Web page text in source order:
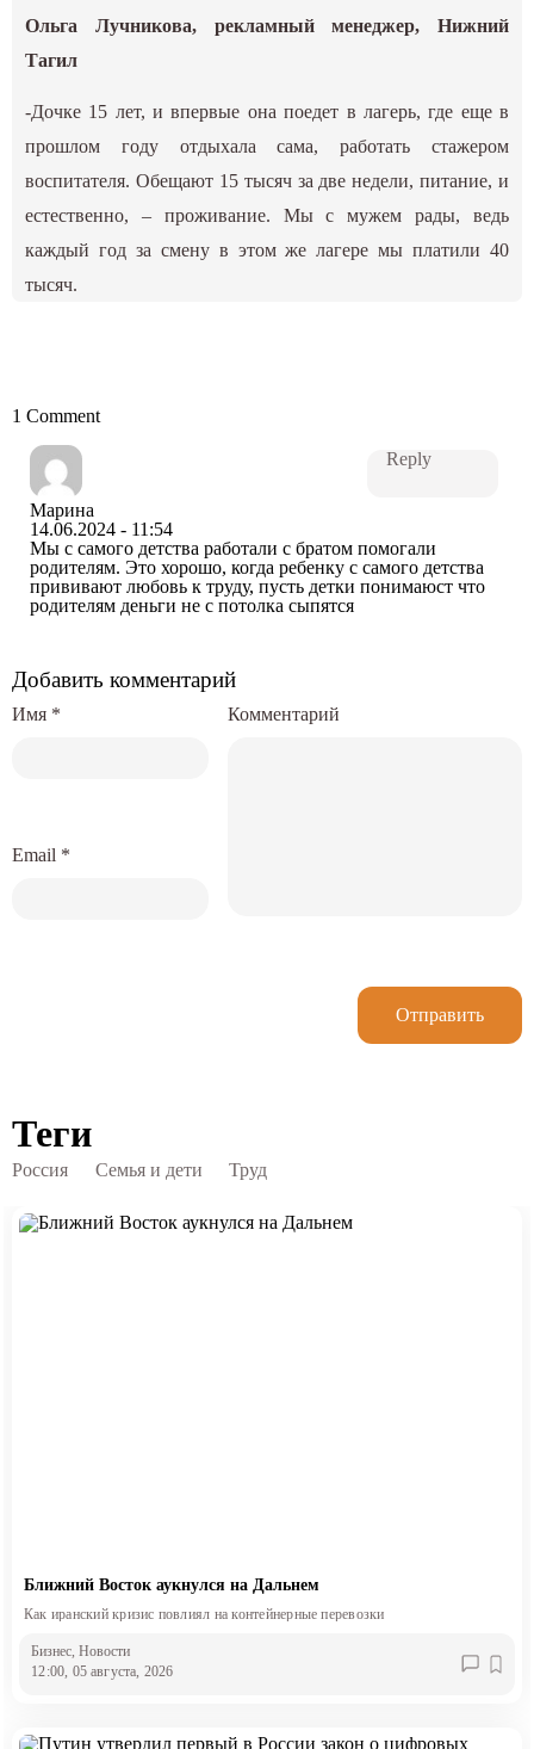
Ольга Лучникова, рекламный менеджер, Нижний
Тагил
-Дочке 15 лет, и впервые она поедет в лагерь, где еще в
прошлом году отдыхала сама, работать стажером
воспитателя. Обещают 15 тысяч за две недели, питание, и
естественно, – проживание. Мы с мужем рады, ведь
каждый год за смену в этом же лагере мы платили 40
тысяч.
1 Comment
Марина
14.06.2024 - 11:54
Мы с самого детства работали с братом помогали
родителям. Это хорошо, когда ребенку с самого детства
прививают любовь к труду, пусть детки понимаюст что
родителям деньги не с потолка сыпятся
Reply
Добавить комментарий
Комментарий
Имя *
Email *
Отправить
Теги
Россия Семья и дети Труд
Ближний Восток аукнулся на Дальнем
Как иранский кризис повлиял на контейнерные перевозки
Бизнес, Новости
12:00, 05 августа, 2026